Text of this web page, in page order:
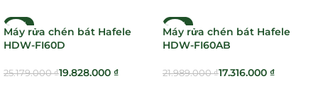
-21%
Máy rửa chén bát Hafele
HDW-FI60D
25.179.000₫19.828.000 ₫
-21%
Máy rửa chén bát Hafele
HDW-FI60AB
21.989.000₫17.316.000 ₫